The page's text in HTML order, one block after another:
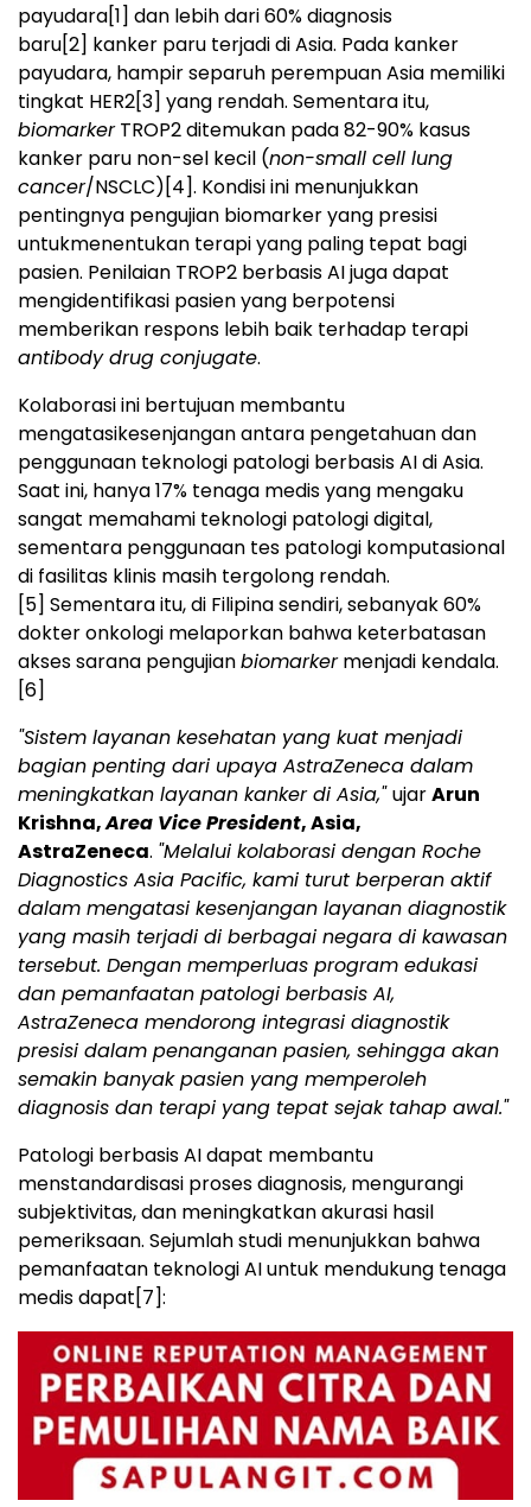
payudara[1] dan lebih dari 60% diagnosis
baru[2] kanker paru terjadi di Asia. Pada kanker
payudara, hampir separuh perempuan Asia memiliki
tingkat HER2[3] yang rendah. Sementara itu,
biomarkerTROP2 ditemukan pada 82-90% kasus
kanker paru non-sel kecil (non-small cell lung
cancer/NSCLC)[4]. Kondisi ini menunjukkan
pentingnya pengujian biomarker yang presisi
untukmenentukan terapi yang paling tepat bagi
pasien. Penilaian TROP2 berbasis AI juga dapat
mengidentifikasi pasien yang berpotensi
memberikan respons lebih baik terhadap terapi
antibody drug conjugate.
Kolaborasi ini bertujuan membantu
mengatasikesenjangan antara pengetahuan dan
penggunaan teknologi patologi berbasis AI di Asia.
Saat ini, hanya 17% tenaga medis yang mengaku
sangat memahami teknologi patologi digital,
sementara penggunaan tes patologi komputasional
di fasilitas klinis masih tergolong rendah.
[5] Sementara itu, di Filipina sendiri, sebanyak 60%
dokter onkologi melaporkan bahwa keterbatasan
akses sarana pengujianbiomarkermenjadi kendala.
[6]
"Sistem layanan kesehatan yang kuat menjadi
bagian penting dari upaya AstraZeneca dalam
meningkatkan layanan kanker di Asia,"ujarArun
Krishna,Area Vice President, Asia,
AstraZeneca. "Melalui kolaborasi dengan Roche
Diagnostics Asia Pacific, kami turut berperan aktif
dalam mengatasi kesenjangan layanan diagnostik
yang masih terjadi di berbagai negara di kawasan
tersebut. Dengan memperluas program edukasi
dan pemanfaatan patologi berbasis AI,
AstraZeneca mendorong integrasi diagnostik
presisi dalam penanganan pasien, sehingga akan
semakin banyak pasien yang memperoleh
diagnosis dan terapi yang tepat sejak tahap awal."
Patologi berbasis AI dapat membantu
menstandardisasi proses diagnosis, mengurangi
subjektivitas, dan meningkatkan akurasi hasil
pemeriksaan. Sejumlah studi menunjukkan bahwa
pemanfaatan teknologi AI untuk mendukung tenaga
medis dapat[7]: